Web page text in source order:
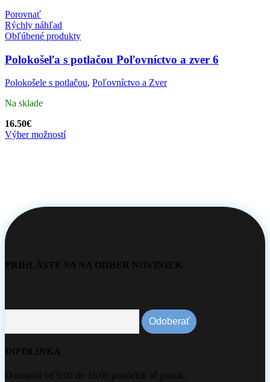
Porovnať
Rýchly náhľad
Obľúbené produkty
Polokošeľa s potlačou Poľovníctvo a zver 6
Polokošele s potlačou, Poľovníctvo a Zver
Na sklade
16.50€
Výber možností
PRIHLÁSTE SA NA ODBER NOVINIEK
INFOLINKA
Dostupná od 9:00 do 16:00 pondelok až piatok.